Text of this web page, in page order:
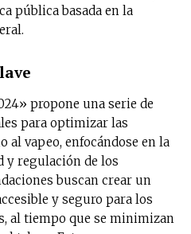
pública basada en la
propone una serie de
para optimizar las
vapeo, enfocándose en la
y regulación de los
buscan crear un
y seguro para los
al tiempo que se minimizan